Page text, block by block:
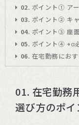
02. ポイント① ア
03. ポイント② キ
04. ポイント③ 座
05. ポイント④ +α
06. 在宅勤務にお
01. 在宅勤務
選び方のポイ